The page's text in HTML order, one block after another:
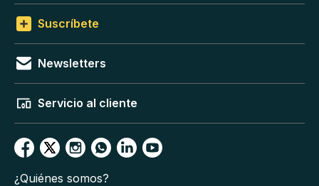
Suscríbete
Newsletters
Servicio al cliente
¿Quiénes somos?